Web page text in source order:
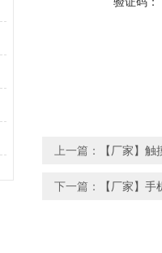
上一篇： 【厂家】
下一篇： 【厂家】